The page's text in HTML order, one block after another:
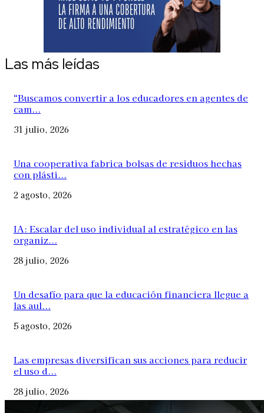
Las más leídas
“Buscamos convertir a los educadores en agentes de
cam...
31 julio, 2026
Una cooperativa fabrica bolsas de residuos hechas
con plásti...
2 agosto, 2026
IA: Escalar del uso individual al estratégico en las
organiz...
28 julio, 2026
Un desafío para que la educación financiera llegue a
las aul...
5 agosto, 2026
Las empresas diversifican sus acciones para reducir
el uso d...
28 julio, 2026